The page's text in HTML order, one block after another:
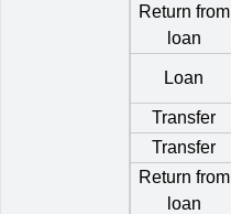
Return from
loan
Loan
Transfer
Transfer
Return from
loan